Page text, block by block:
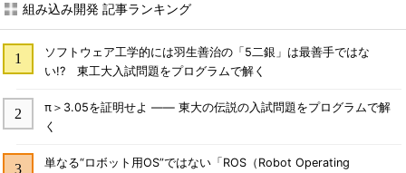
組み込み開発 記事ランキング
ソフトウェア工学的には羽生善治の「5二銀」は最善手ではな
い!? 東工大入試問題をプログラムで解く
π＞3.05を証明せよ ―― 東大の伝説の入試問題をプログラムで解
く
単なる“ロボット用OS”ではない「ROS（Robot Operating